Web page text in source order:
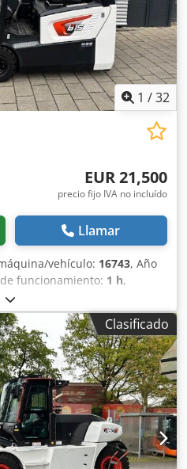
1 /32
EUR 21,500
precio fijo IVA no incluído
Llamar
vehículo: 16743, Año
funcionamiento: 1 h,
, altura de elevación:
, centro de carga:500 mm,
, tipo de mástil:triple, altura
voltaje de la batería:48 V,
mm, tamaño del neumático
neumático trasero:15x4,5-8,
Número de serie: FBA11-
de la batería: 48 V, 575 Ah
Clasificado